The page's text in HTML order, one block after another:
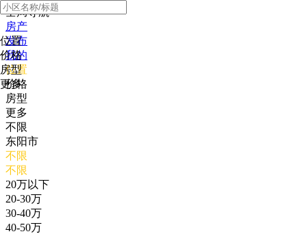
全局导航
房产
发布
我的
位置
价格
房型
更多
位置
价格
房型
更多
不限
东阳市
不限
不限
20万以下
20-30万
30-40万
40-50万